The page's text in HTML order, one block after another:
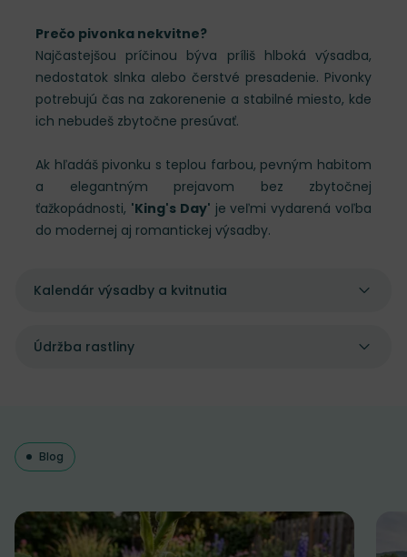
Prečo pivonka nekvitne?
Najčastejšou príčinou býva príliš hlboká výsadba,
nedostatok slnka alebo čerstvé presadenie. Pivonky
potrebujú čas na zakorenenie a stabilné miesto, kde
ich nebudeš zbytočne presúvať.
Ak hľadáš pivonku s teplou farbou, pevným habitom
a elegantným prejavom bez zbytočnej
ťažkopádnosti, 'King's Day' je veľmi vydarená voľba
do modernej aj romantickej výsadby.
Kalendár výsadby a kvitnutia
Údržba rastliny
Blog